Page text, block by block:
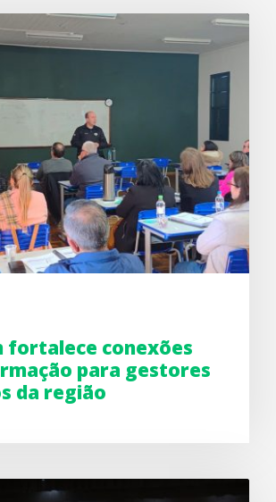
fortalece conexões
para gestores
da região